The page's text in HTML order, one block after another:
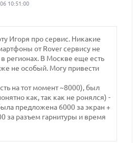
10:51:00
Игоря про сервис. Никакие
от Rover сервису не
регионах. В Москве еще есть
не особый. Могу привести
на тот момент ~8000), был
как, так как не ронялся) -
предложена 6000 за экран +
за разъем гарнитуры и время